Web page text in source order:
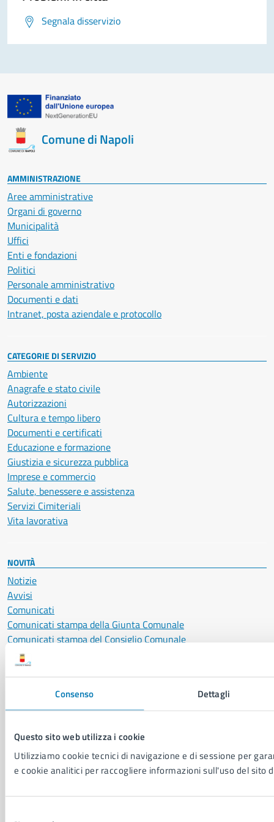
Consenso Dettagli
Questo sito web utilizza i cookie
Utilizziamo cookie tecnici di navigazione e di sessione per
e cookie analitici per raccogliere informazioni sull'uso del sito
Segnala disservizio
Comune di Napoli
AMMINISTRAZIONE
Aree amministrative
Organi di governo
Municipalità
Uffici
Enti e fondazioni
Politici
Personale amministrativo
Documenti e dati
Intranet, posta aziendale e protocollo
CATEGORIE DI SERVIZIO
Ambiente
Anagrafe e stato civile
Autorizzazioni
Cultura e tempo libero
Documenti e certificati
Educazione e formazione
Giustizia e sicurezza pubblica
Imprese e commercio
Salute, benessere e assistenza
Servizi Cimiteriali
Vita lavorativa
NOVITÀ
Notizie
Avvisi
Comunicati
Comunicati stampa della Giunta Comunale
Comunicati stampa del Consiglio Comunale
Eventi
CONTATTI